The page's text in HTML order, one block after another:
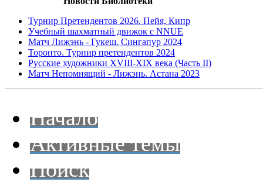
Турнир Претендентов 2026. Пейя, Кипр
Учебный шахматный движок с NNUE
Матч Лижэнь - Гукеш. Сингапур 2024
Торонто. Турнир претендентов 2024
Русские художники XVIII-XIX века (Часть II)
Матч Непомнящий - Лижэнь. Астана 2023
Начало
Активные темы
Поиск